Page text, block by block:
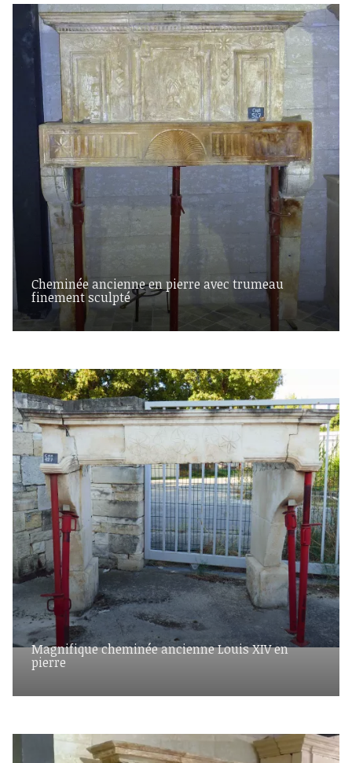
Cheminée ancienne en pierre avec trumeau
finement sculpté
Magnifique cheminée ancienne Louis XIV en
pierre